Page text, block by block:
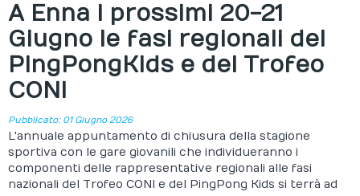
A Enna i prossimi 20-21
Giugno le fasi regionali del
PingPongKids e del Trofeo
CONI
Pubblicato: 01 Giugno 2026
L'annuale appuntamento di chiusura della stagione
sportiva con le gare giovanili che individueranno i
componenti delle rappresentative regionali alle fasi
nazionali del Trofeo CONI e del PingPong Kids si terrà ad